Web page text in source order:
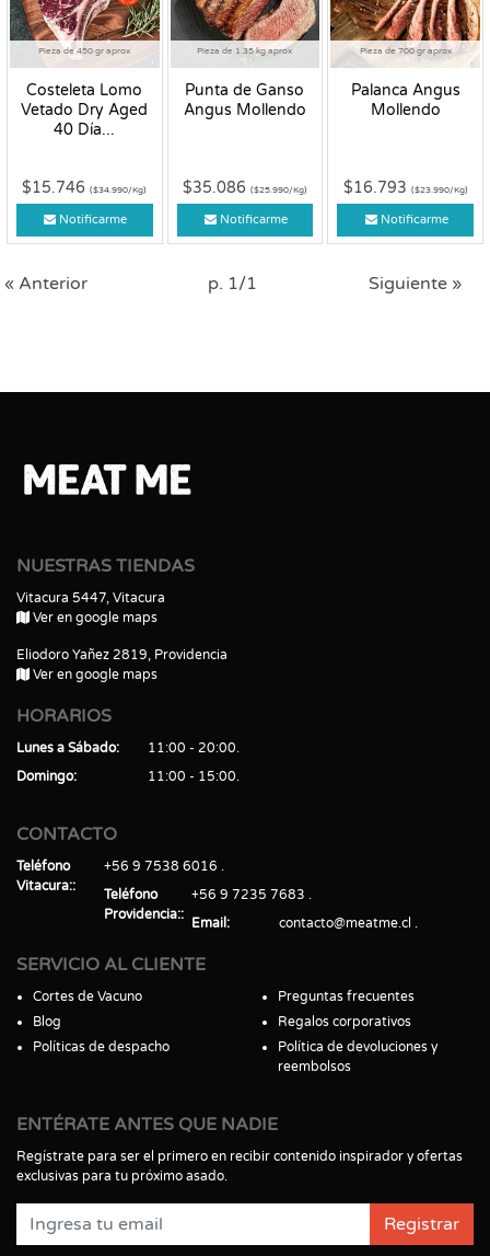
Pieza de 450 gr aprox
Costeleta Lomo
Vetado Dry Aged
40 Día...
$15.746($34.990/Kg)
Notificarme
Pieza de 1.35 kg aprox
Punta de Ganso
Angus Mollendo
$35.086 ($25.990/Kg)
Notificarme
Pieza de 700 gr aprox
Palanca Angus
Mollendo
$16.793 ($23.990/Kg)
Notificarme
« Anterior p. 1/1 Siguiente »
NUESTRAS TIENDAS
Vitacura 5447, Vitacura
Ver en google maps
Eliodoro Yañez 2819, Providencia
Ver en google maps
HORARIOS
Lunes a Sábado
11:00 - 20:00
Domingo
11:00 - 15:00
CONTACTO
Teléfono
Vitacura:
+56 9 7538 6016
Teléfono
Providencia:
+56 9 7235 7683
Email
contacto@meatme.cl
SERVICIO AL CLIENTE
Cortes de Vacuno
Blog
Políticas de despacho
Preguntas frecuentes
Regalos corporativos
Política de devoluciones y
reembolsos
ENTÉRATE ANTES QUE NADIE
Regístrate para ser el primero en recibir contenido inspirador y ofertas
exclusivas para tu próximo asado.
Registrar